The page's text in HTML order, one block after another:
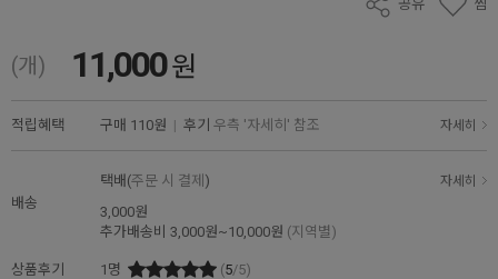
공유 찜
(개) 11,000원
적립혜택 구매 110원 | 후기 우측 '자세히' 참조 자세히
배송
택배(주문 시 결제 ) 자세히
3,000원
추가배송비 3,000원~10,000원 (지역별)
상품후기 1 명 (5/5)